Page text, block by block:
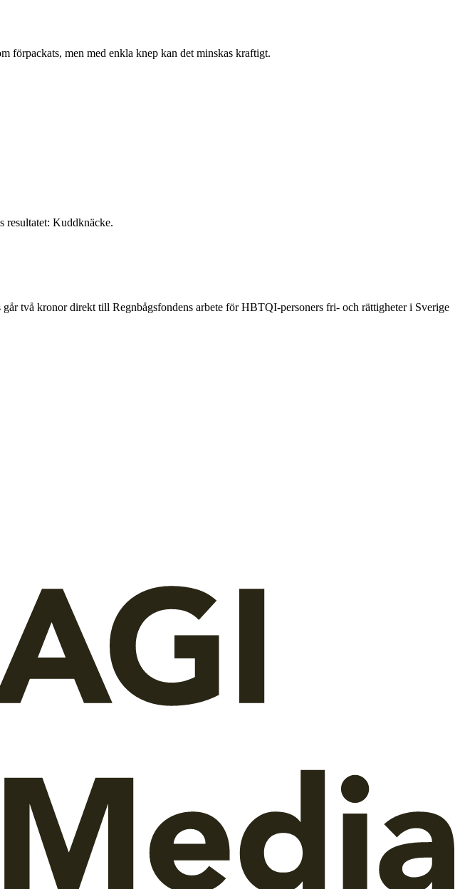
förpackats, men med enkla knep kan det minskas kraftigt.
resultatet: Kuddknäcke.
två kronor direkt till Regnbågsfondens arbete för HBTQI-personers fri- och rättigheter i Sverige